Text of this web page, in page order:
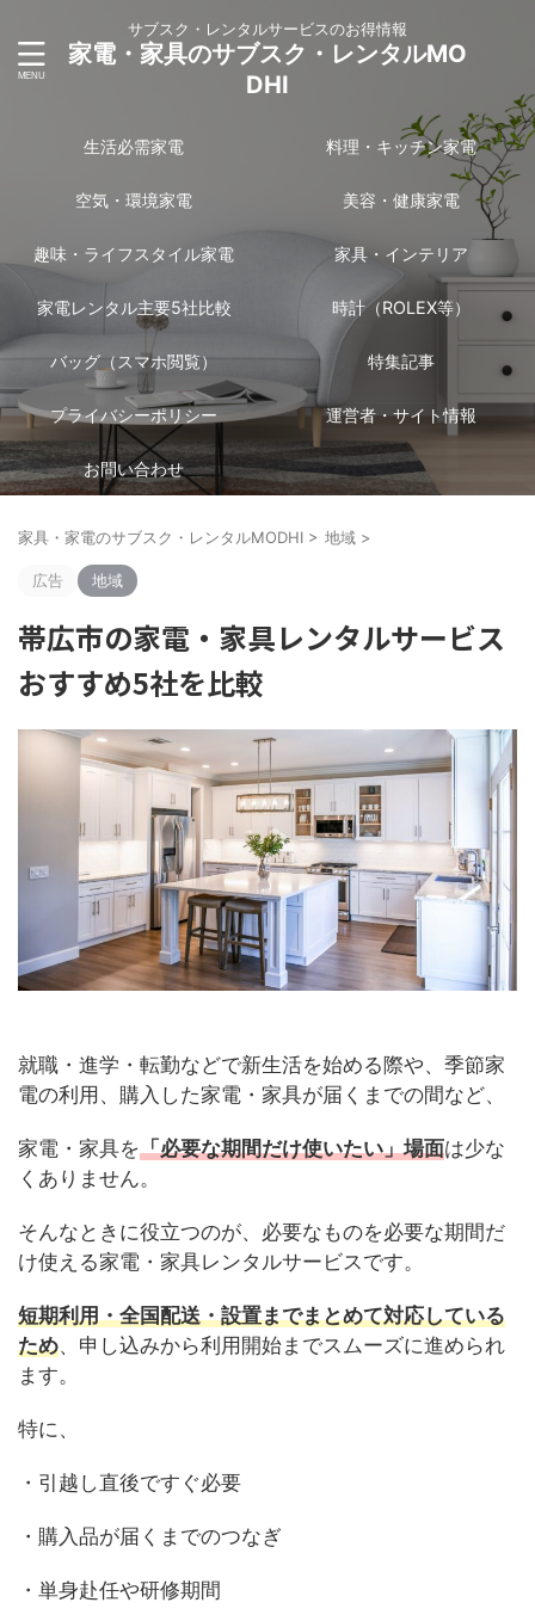
サブスク・レンタルサービスのお得情報
家電・家具のサブスク・レンタルMO
DHI
生活必需家電 料理・キッチン家電
空気・環境家電 美容・健康家電
趣味・ライフスタイル家電 家具・インテリア
家電レンタル主要5社比較 時計（ROLEX等）
バッグ（スマホ閲覧） 特集記事
プライバシーポリシー 運営者・サイト情報
お問い合わせ
家具・家電のサブスク・レンタルMODHI > 地域 >
広告 地域
帯広市の家電・家具レンタルサービス
おすすめ5社を比較
就職・進学・転勤などで新生活を始める際や、季節家
電の利用、購入した家電・家具が届くまでの間など、
家電・家具を「必要な期間だけ使いたい」場面は少な
くありません。
そんなときに役立つのが、必要なものを必要な期間だ
け使える家電・家具レンタルサービスです。
短期利用・全国配送・設置までまとめて対応している
ため、申し込みから利用開始までスムーズに進められ
ます。
特に、
・引越し直後ですぐ必要
・購入品が届くまでのつなぎ
・単身赴任や研修期間